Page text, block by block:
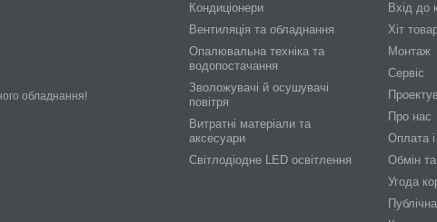
обладнання!
Кондиціонери
Вентиляція та обладнання
Опалювальна техніка та
водопостачання
Зволожувачі й осушувачі
повітря
Витратні матеріали та
аксесуари
Світлодіодне LED освітлення
Вхід до
Хіт
Монтаж
Сервіс
Про нас
Оплата
Обмін
Угода